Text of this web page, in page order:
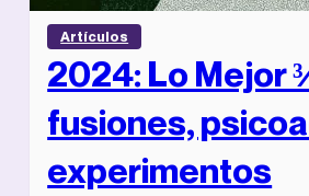
Artículos
2024: Lo Mejor
fusiones,
experimentos